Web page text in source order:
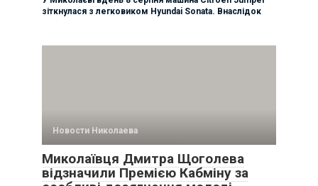
зіткнулася з легковиком Hyundai Sonata. Внаслідок
Новости Николаева
Миколаївця Дмитра Щоголева
відзначили Премією Кабміну за